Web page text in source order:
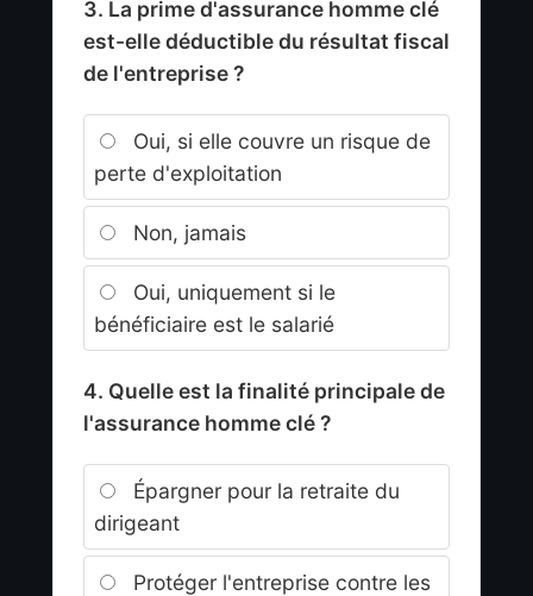
3. La prime d'assurance homme clé
est-elle déductible du résultat fiscal
de l'entreprise ?
Oui, si elle couvre un risque de
perte d'exploitation
Non, jamais
Oui, uniquement si le
bénéficiaire est le salarié
4. Quelle est la finalité principale de
l'assurance homme clé ?
Épargner pour la retraite du
dirigeant
Protéger l'entreprise contre les